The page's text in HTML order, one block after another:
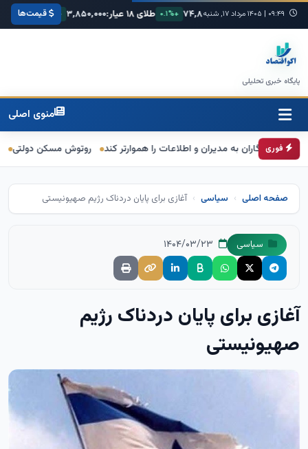
۰۹:۴۹ | ۱۴۰۵ مرداد ۱۷, شنبه +۰.۳% یورو:۷۴,۸۰۰ +۰.۱% طلای ۱۸ عیار: ۳,۸۵۰,۰۰۰ +۱.۲% سکه امامی:
قیمت‌ها
پایگاه خبری تحلیلی
منوی اصلی
فوری
به مدیران و اطلاعات را هموارتر کند روتوش مسکن دولتی قالیباف:
صفحه اصلی سیاسی آغازی برای پایان دردناک رژیم صهیونیستی
سیاسی
آغازی برای پایان دردناک رژیم
صهیونیستی